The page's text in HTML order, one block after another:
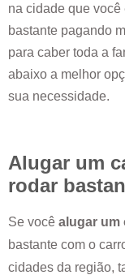
na cidade que
bastante pagando
para caber toda a
abaixo a melhor
sua necessidade.
Alugar um
rodar
Se você alugar um
bastante com o
cidades da região,